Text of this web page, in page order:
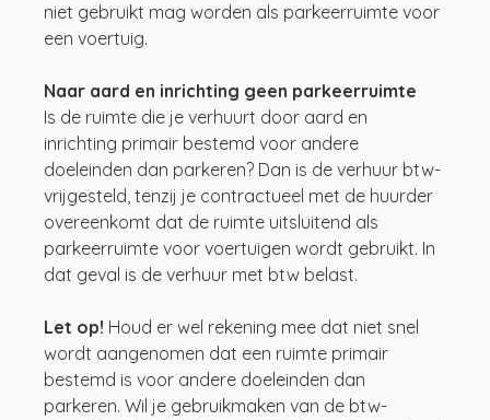
niet gebruikt mag worden als parkeerruimte voor
een voertuig.
Naar aard en inrichting geen parkeerruimte
Is de ruimte die je verhuurt door aard en
inrichting primair bestemd voor andere
doeleinden dan parkeren? Dan is de verhuur btw-
vrijgesteld, tenzij je contractueel met de huurder
overeenkomt dat de ruimte uitsluitend als
parkeerruimte voor voertuigen wordt gebruikt. In
dat geval is de verhuur met btw belast.
Let op! Houd er wel rekening mee dat niet snel
wordt aangenomen dat een ruimte primair
bestemd is voor andere doeleinden dan
parkeren. Wil je gebruikmaken van de btw-